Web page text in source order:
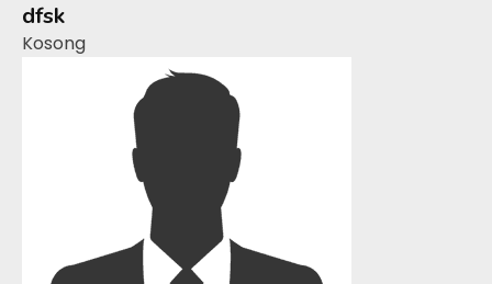
dfsk
Kosong